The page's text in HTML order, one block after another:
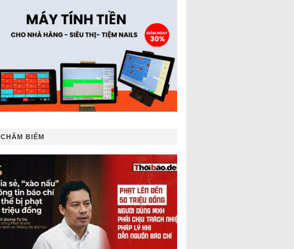
CHÂM BIẾM